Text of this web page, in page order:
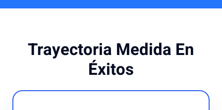
Trayectoria Medida En
Éxitos